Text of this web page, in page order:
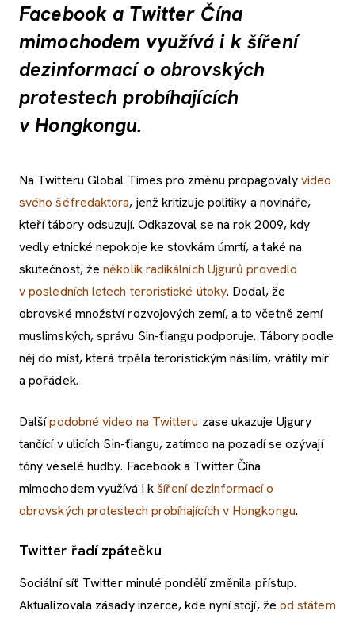
Facebook a Twitter Čína
mimochodem využívá i k šíření
dezinformací o obrovských
protestech probíhajících
v Hongkongu.
Na Twitteru Global Times pro změnu propagovalyvideo
svého šéfredaktora, jenž kritizuje politiky a novináře,
kteří tábory odsuzují. Odkazoval se na rok 2009, kdy
vedly etnické nepokoje ke stovkám úmrtí, a také na
skutečnost, ženěkolik radikálních Ujgurů provedlo
v posledních letech teroristické útoky. Dodal, že
obrovské množství rozvojových zemí, a to včetně zemí
muslimských, správu Sin-ťiangu podporuje. Tábory podle
něj do míst, která trpěla teroristickým násilím, vrátily mír
a pořádek.
Dalšípodobné video na Twitteru zase ukazuje Ujgury
tančící v ulicích Sin-ťiangu, zatímco na pozadí se ozývají
tóny veselé hudby. Facebook a Twitter Čína
mimochodem využívá i kšíření dezinformací o
obrovských protestech probíhajících v Hongkongu.
Twitter řadí zpátečku
Sociální síť Twitter minulé pondělí změnila přístup.
Aktualizovala zásady inzerce, kde nyní stojí, že od státem